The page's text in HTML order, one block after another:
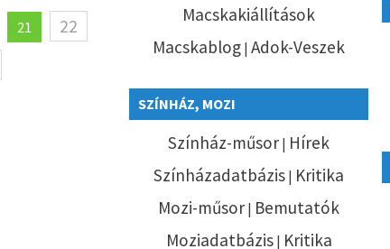
21
22
Macskakiállítások
Macskablog | Adok-Veszek
SZÍNHÁZ, MOZI
Színház-műsor | Hírek
Színházadatbázis | Kritika
Mozi-műsor | Bemutatók
Moziadatbázis| Kritika